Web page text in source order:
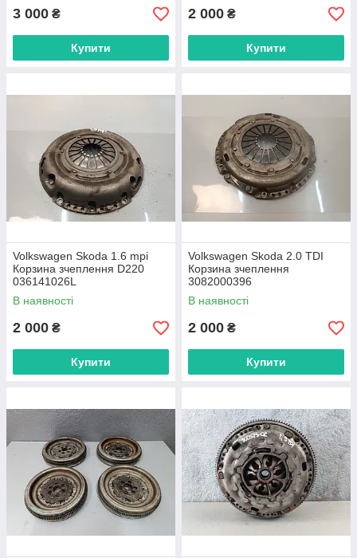
3 000 ₴
Купити
2 000 ₴
Купити
Volkswagen Skoda 1.6 mpi
Корзина зчеплення D220
036141026L
В наявності
2 000 ₴
Купити
Volkswagen Skoda 2.0 TDI
Корзина зчеплення
3082000396
В наявності
2 000 ₴
Купити